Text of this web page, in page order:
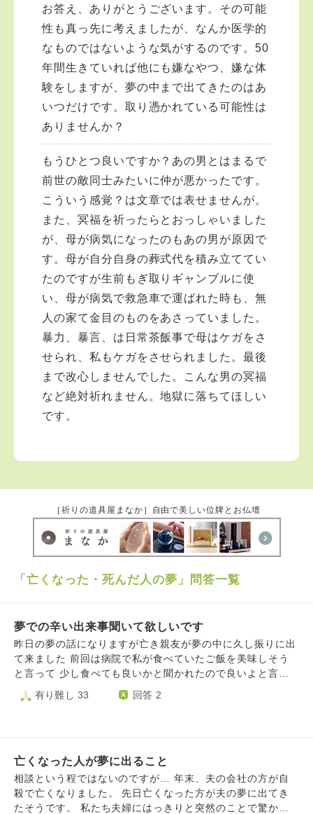
お答え、ありがとうございます。その可能
性も真っ先に考えましたが、なんか医学的
なものではないような気がするのです。50
年間生きていれば他にも嫌なやつ、嫌な体
験をしますが、夢の中まで出てきたのはあ
いつだけです。取り憑かれている可能性は
ありませんか？
もうひとつ良いですか？あの男とはまるで
前世の敵同士みたいに仲が悪かったです。
こういう感覚？は文章では表せませんが。
また、冥福を祈ったらとおっしゃいました
が、母が病気になったのもあの男が原因で
す。母が自分自身の葬式代を積み立ててい
たのですが生前もぎ取りギャンブルに使
い、母が病気で救急車で運ばれた時も、無
人の家て金目のものをあさっていました。
暴力、暴言、は日常茶飯事で母はケガをさ
せられ、私もケガをさせられました。最後
まで改心しませんでした。こんな男の冥福
など絶対祈れません。地獄に落ちてほしい
です。
［祈りの道具屋まなか］自由で美しい位牌とお仏壇
「亡くなった・死んだ人の夢」問答一覧
夢での辛い出来事聞いて欲しいです
昨日の夢の話になりますが亡き親友が夢の中に久し振りに出
て来ました 前回は病院で私が食べていたご飯を美味しそう
と言って 少し食べても良いかと聞かれたので良いよと言っ
たら 親友が美味しいと言いながら笑顔で食べていて 私は泣
きながら親友の顔を見て目が覚めました 今回も病院で移植
たが移植手術して一時は退院出来るかも 知れないと主治医
から連絡を受けたと親友から 報告を受けていた時期もあり
ましたので 私は現実だったらいくらでも付き合ってやった
のにと 想いながら悔しい気持ちになったり 今回も病院での
有り難し 33 回答 2
亡くなった人が夢に出ること
相談という程ではないのですが… 年末、夫の会社の方が自
殺で亡くなりました。 先日亡くなった方が夫の夢に出てき
たそうです。 私たち夫婦にはっきりと突然のことで驚かせ